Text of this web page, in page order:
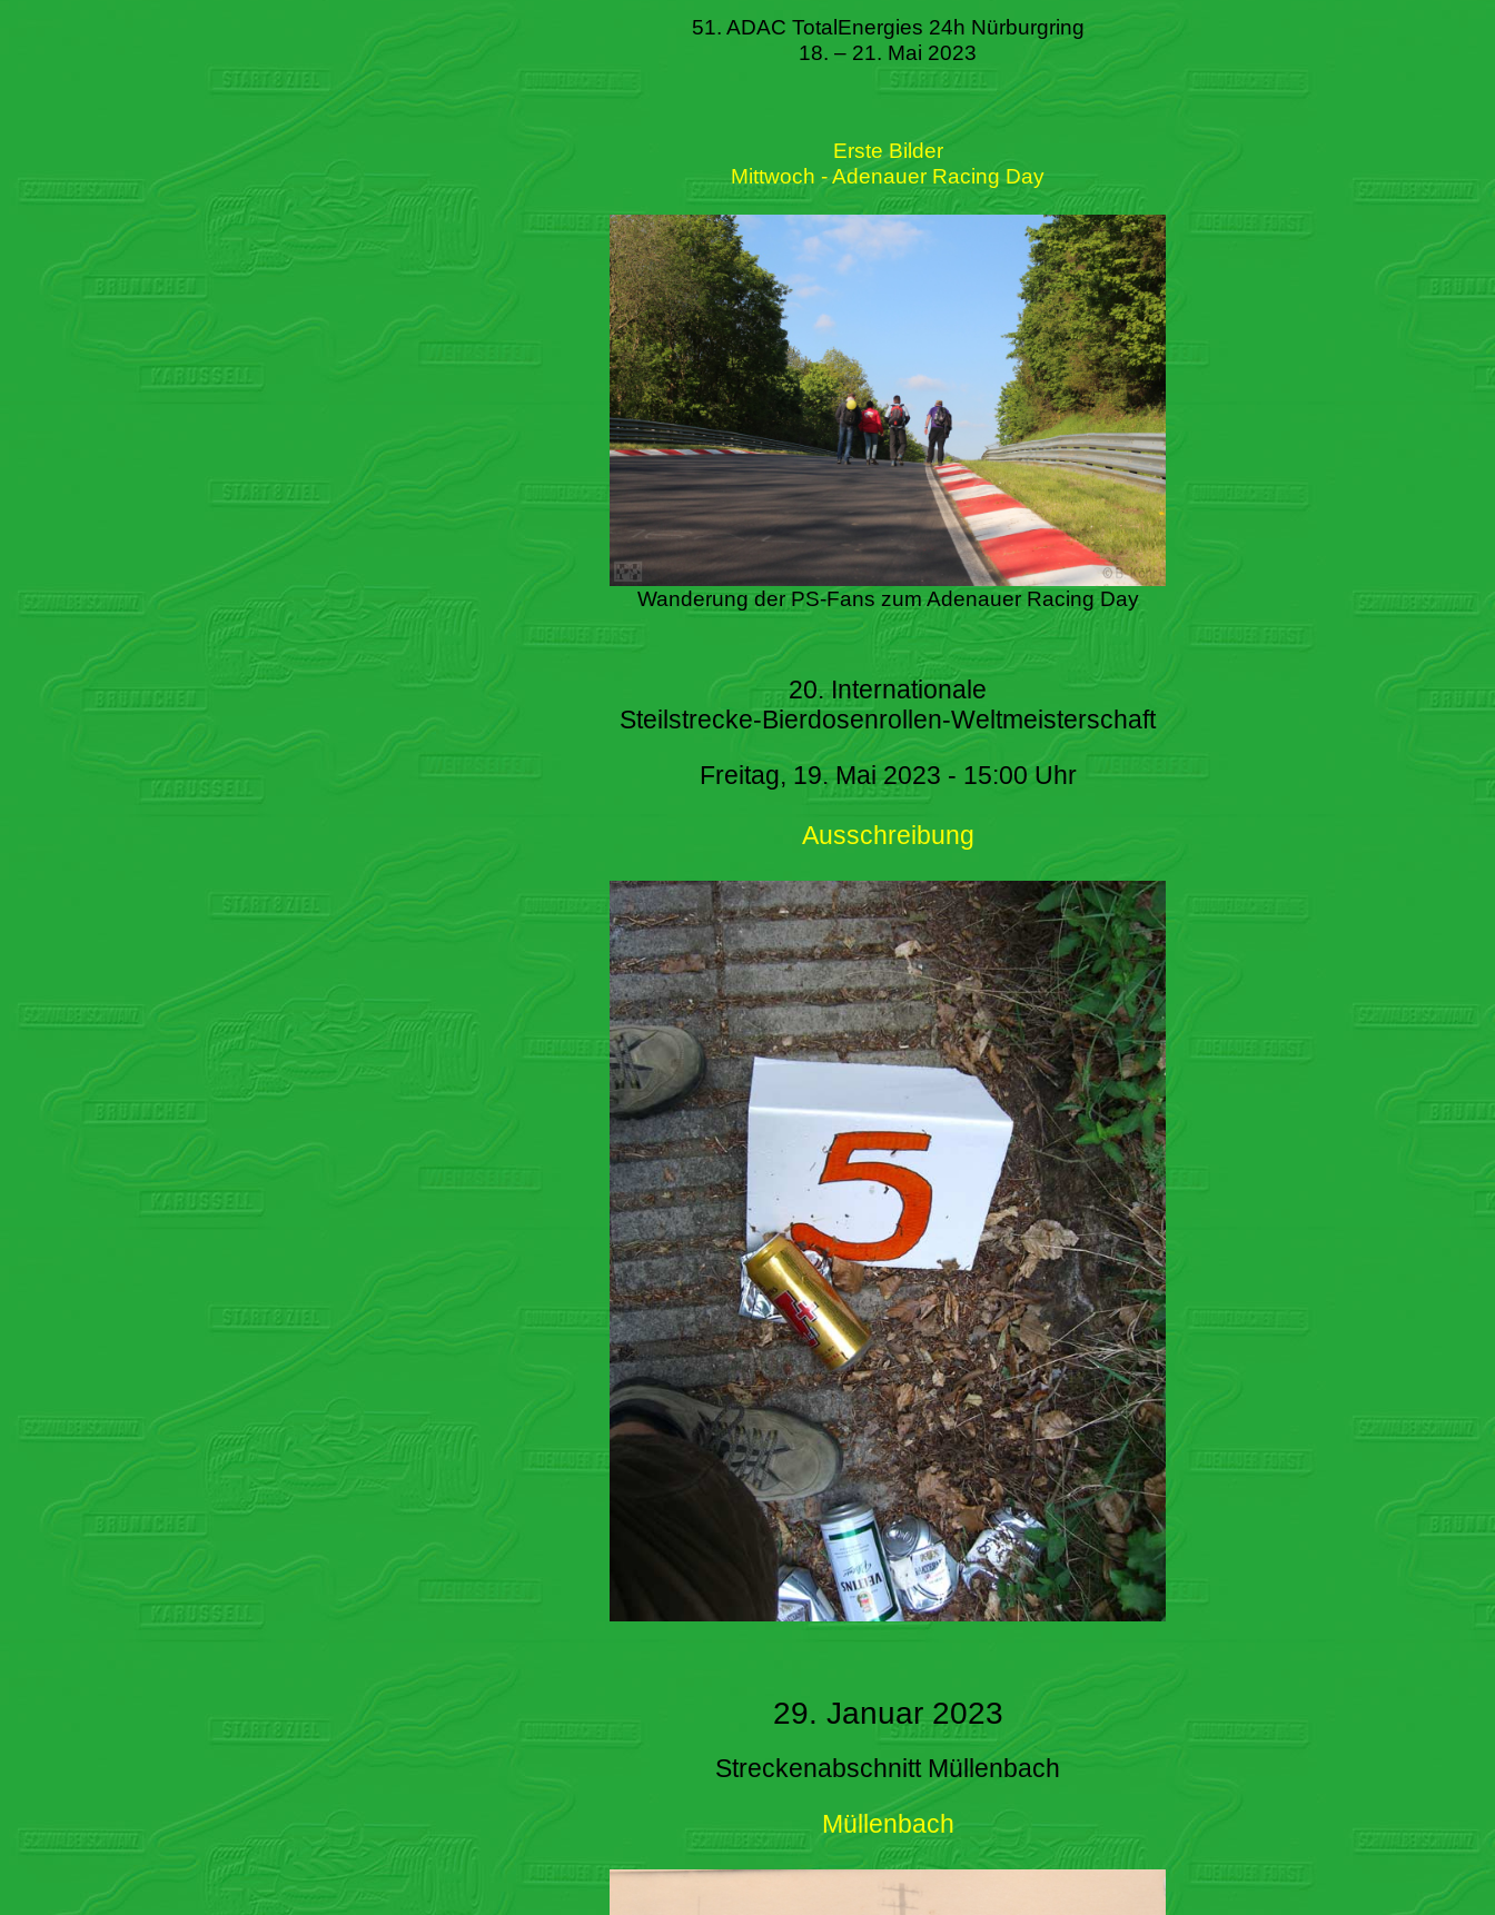
51. ADAC TotalEnergies 24h Nürburgring
18. – 21. Mai 2023
Erste Bilder
Mittwoch - Adenauer Racing Day
Wanderung der PS-Fans zum Adenauer Racing Day
20. Internationale
Steilstrecke-Bierdosenrollen-Weltmeisterschaft
Freitag, 19. Mai 2023 - 15:00 Uhr
Ausschreibung
29. Januar 2023
Streckenabschnitt Müllenbach
Müllenbach